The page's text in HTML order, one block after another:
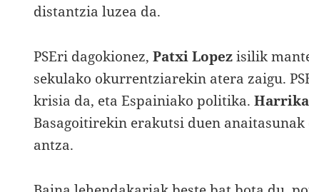
distantzia luzea da.
PSEri dagokionez,Patxi Lopezisilik
sekulako okurrentziarekin atera zaigu.
krisia da, eta Espainiako politika.
Basagoitirekin erakutsi duen
antza.